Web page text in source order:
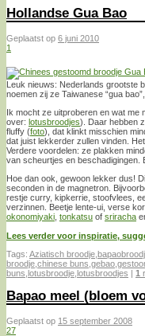
Hollandse Gua Bao
Geplaatst op 6 juni 2010
1
Leuk nieuws: Nederlands grootste
noemen zij ze Taiwanese “gua
Ik mocht ze uitproberen en wat me
over: lotusbroodjes). Daar hebben
fluffy (foto), dat klinkt misschien
dat juist lekkerder zullen vinden.
Verdere voordelen: ze plakken
van scheurtjes en beschadigingen.
Hoe dan ook, gewoon lekker dus!
seconden in de magnetron.
restje curry, kipkerrie, stoofvlees,
verzinnen. Beetje lente-ui, verse
okonomiyaki tonkatsu of sriracha
Lees verder voor inspiratie,
Tags: Aziatisch broodje
broodje chinese buns gebao
buns lotusbroodje lotusbroodjes | 1
Bapao meel (bloem
Geplaatst op 15 september 2008
27